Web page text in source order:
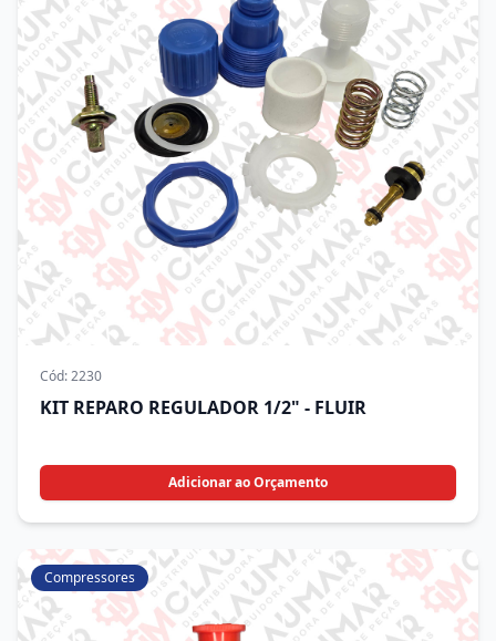
Cód:2230
KIT REPARO REGULADOR 1/2" - FLUIR
Adicionar ao Orçamento
Compressores